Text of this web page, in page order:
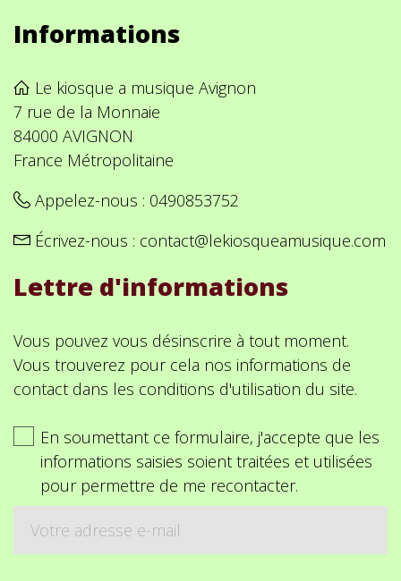
Informations
Le kiosque a musique Avignon
7 rue de la Monnaie
84000 AVIGNON
France Métropolitaine
Appelez-nous : 0490853752
Écrivez-nous : contact@lekiosqueamusique.com
Lettre d'informations
Vous pouvez vous désinscrire à tout moment.
Vous trouverez pour cela nos informations de
contact dans les conditions d'utilisation du site.
En soumettant ce formulaire, j'accepte que les
informations saisies soient traitées et utilisées
pour permettre de me recontacter.